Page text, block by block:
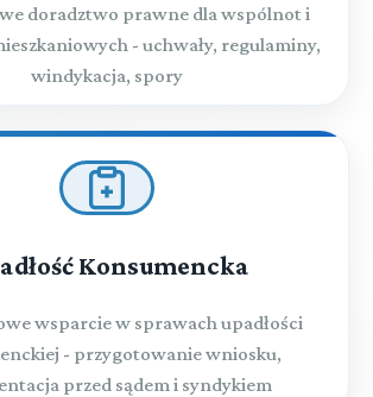
doradztwo prawne dla wspólnot i
- uchwały, regulaminy,
windykacja, spory
Konsumencka
wsparcie w sprawach upadłości
- przygotowanie wniosku,
przed sądem i syndykiem